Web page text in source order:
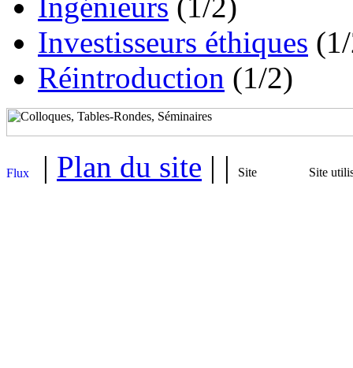
Investisseurs éthiques
Réintroduction (1/2)
| Plan du site | |